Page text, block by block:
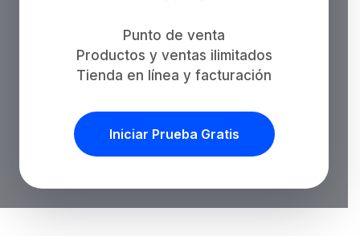
Punto de venta
Productos y ventas ilimitados
Tienda en línea y facturación
Iniciar Prueba Gratis